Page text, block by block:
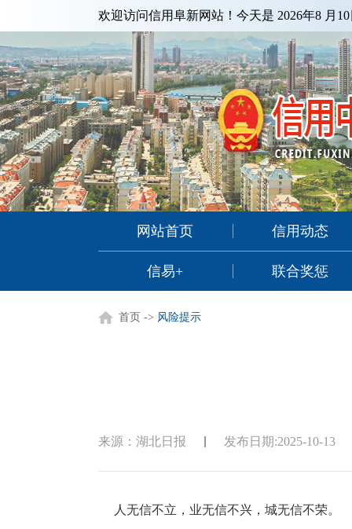
欢迎访问信用阜新网站！今天是 2026年8 月
网站首页 信用动态
信易+ 联合奖惩
首页 -> 风险提示
来源：湖北日报 发布日期:2025-10-13
人无信不立，业无信不兴，城无信不荣。